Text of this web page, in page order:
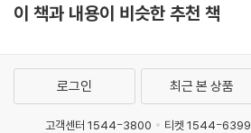
이 책과 내용이 비슷한 추천 책
로그인 최근 본 상품
고객센터 1544-3800 티켓 1544-6399